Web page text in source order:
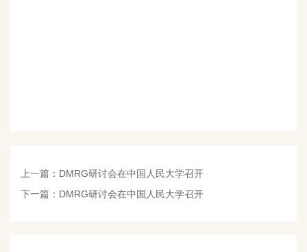
上一篇： DMRG研讨会在中国人民大学召开
下一篇： DMRG研讨会在中国人民大学召开